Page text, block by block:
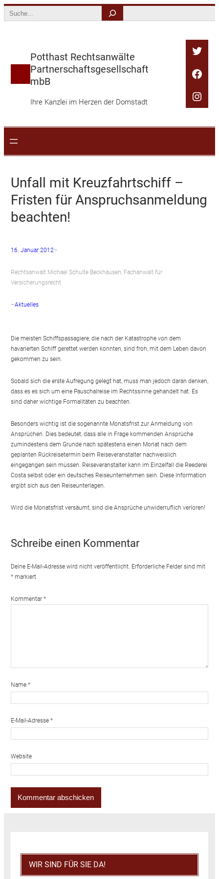
Search
Potthast Rechtsanwälte
Partnerschaftsgesellschaft
mbB
Ihre Kanzlei im Herzen der Domstadt
Unfall mit Kreuzfahrtschiff –
Fristen für Anspruchsanmeldung
beachten!
16. Januar 2012–
Rechtsanwalt Michael Schulte Beckhausen, Fachanwalt für
Versicherungsrecht
–Aktuelles
Die meisten Schiffspassagiere, die nach der Katastrophe von dem
havarierten Schiff gerettet werden konnten, sind froh, mit dem Leben davon
gekommen zu sein.
Sobald sich die erste Aufregung gelegt hat, muss man jedoch daran denken,
dass es es sich um eine Pauschalreise im Rechtssinne gehandelt hat. Es
sind daher wichtige Formalitäten zu beachten.
Besonders wichtig ist die sogenannte Monatsfrist zur Anmeldung von
Ansprüchen. Dies bedeutet, dass alle in Frage kommenden Ansprüche
zumindestens dem Grunde nach spätestens einen Monat nach dem
geplanten Rückreisetermin beim Reiseveranstalter nachweislich
eingegangen sein müssen. Reiseveranstalter kann im Einzelfall die Reederei
Costa selbst oder ein deutsches Reiseunternehmen sein. Diese Information
ergibt sich aus den Reiseunterlagen.
Wird die Monatsfrist versäumt, sind die Ansprüche unwiderruflich verloren!
Schreibe einen Kommentar
Deine E-Mail-Adresse wird nicht veröffentlicht. Erforderliche Felder sind mit
*markiert
Kommentar *
Name *
E-Mail-Adresse *
Website
WIR SIND FÜR SIE DA!